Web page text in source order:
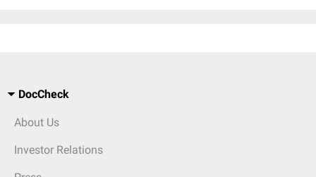
DocCheck
About Us
Investor Relations